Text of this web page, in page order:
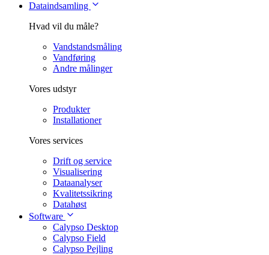
Dataindsamling
Hvad vil du måle?
Vandstandsmåling
Vandføring
Andre målinger
Vores udstyr
Produkter
Installationer
Vores services
Drift og service
Visualisering
Dataanalyser
Kvalitetssikring
Datahøst
Software
Calypso Desktop
Calypso Field
Calypso Pejling